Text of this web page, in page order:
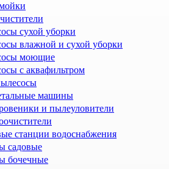
сухой уборки
влажной и сухой уборки
моющие
с аквафильтром
машины
и пылеуловители
станции водоснабжения
садовые
бочечные